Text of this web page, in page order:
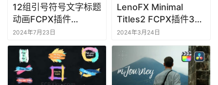
件
M
a
软
件
12组引号符号文字标题
动画FCPX插件
Quotes Text Titles
2024年7月23日
LenoFX Minimal
Titles2 FCPX插件30
组文字标题动画
2024年3月24日